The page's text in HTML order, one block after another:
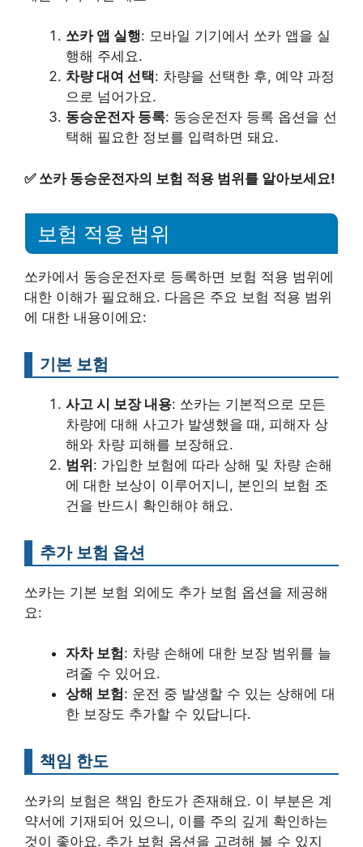
쏘카 앱 실행: 모바일 기기에서 쏘카 앱을 실
행해 주세요.
차량 대여 선택: 차량을 선택한 후, 예약 과정
으로 넘어가요.
동승운전자 등록: 동승운전자 등록 옵션을 선
택해 필요한 정보를 입력하면 돼요.
✅ 쏘카 동승운전자의 보험 적용 범위를 알아보세요!
보험 적용 범위
쏘카에서 동승운전자로 등록하면 보험 적용 범위에
대한 이해가 필요해요. 다음은 주요 보험 적용 범위
에 대한 내용이에요:
기본 보험
사고 시 보장 내용: 쏘카는 기본적으로 모든
차량에 대해 사고가 발생했을 때, 피해자 상
해와 차량 피해를 보장해요.
범위: 가입한 보험에 따라 상해 및 차량 손해
에 대한 보상이 이루어지니, 본인의 보험 조
건을 반드시 확인해야 해요.
추가 보험 옵션
쏘카는 기본 보험 외에도 추가 보험 옵션을 제공해
요:
자차 보험: 차량 손해에 대한 보장 범위를 늘
려줄 수 있어요.
상해 보험: 운전 중 발생할 수 있는 상해에 대
한 보장도 추가할 수 있답니다.
책임 한도
쏘카의 보험은 책임 한도가 존재해요. 이 부분은 계
약서에 기재되어 있으니, 이를 주의 깊게 확인하는
것이 좋아요. 추가 보험 옵션을 고려해 볼 수 있지